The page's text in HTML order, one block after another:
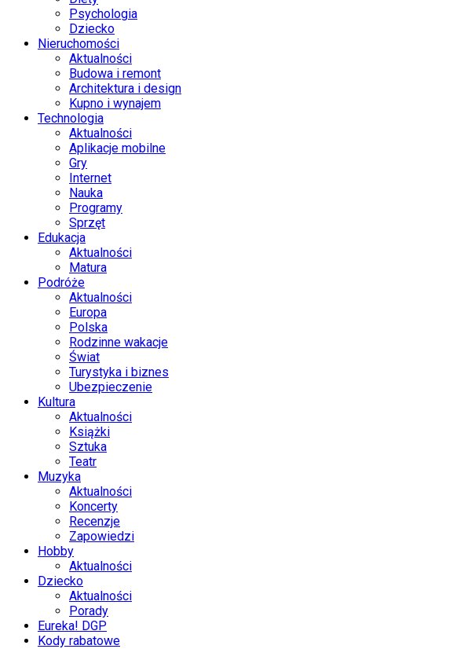
Psychologia
Dziecko
Nieruchomości
Aktualności
Budowa i remont
Architektura i design
Kupno i wynajem
Technologia
Aktualności
Aplikacje mobilne
Gry
Internet
Nauka
Programy
Sprzęt
Edukacja
Aktualności
Matura
Podróże
Aktualności
Europa
Polska
Rodzinne wakacje
Świat
Turystyka i biznes
Ubezpieczenie
Kultura
Aktualności
Książki
Sztuka
Teatr
Muzyka
Aktualności
Koncerty
Recenzje
Zapowiedzi
Hobby
Aktualności
Dziecko
Aktualności
Porady
Eureka! DGP
Kody rabatowe